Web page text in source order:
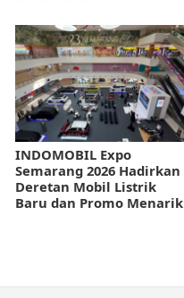
INDOMOBIL Expo
Semarang 2026 Hadirkan
Deretan Mobil Listrik
Baru dan Promo Menarik